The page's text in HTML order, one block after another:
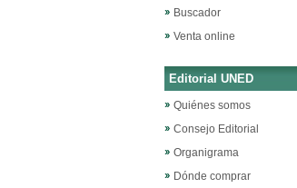
Buscador
Venta online
Editorial UNED
Quiénes somos
Consejo Editorial
Organigrama
Dónde comprar